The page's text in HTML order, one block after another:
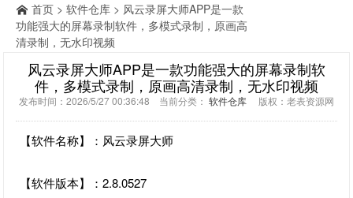
首页 > 软件仓库 > 风云录屏大师APP是一款
功能强大的屏幕录制软件，多模式录制，原画高
清录制，无水印视频
风云录屏大师APP是一款功能强大的屏幕录制软
件，多模式录制，原画高清录制，无水印视频
发布时间：2026/5/27 00:36:48 当前分类： 软件仓库 版权：老表资源网
【软件名称】：风云录屏大师
【软件版本】：2.8.0527